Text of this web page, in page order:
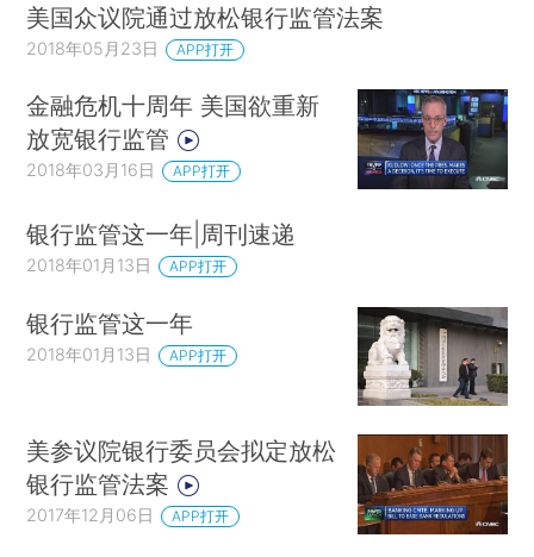
美国众议院通过放松银行监管法案
2018年05月23日 APP打开
金融危机十周年 美国欲重新
放宽银行监管
2018年03月16日 APP打开
银行监管这一年|周刊速递
2018年01月13日 APP打开
银行监管这一年
2018年01月13日 APP打开
美参议院银行委员会拟定放松
银行监管法案
2017年12月06日 APP打开